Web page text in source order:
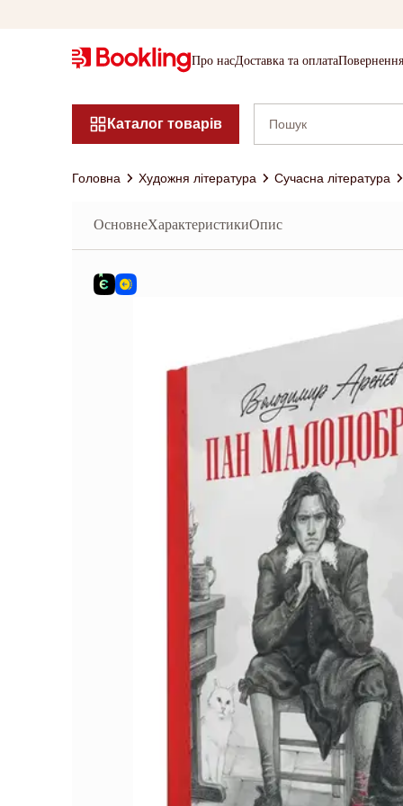
Про насДоставка та оплата
Каталог товарів
Головна Художня література Сучасна література
ОсновнеХарактеристикиОпис